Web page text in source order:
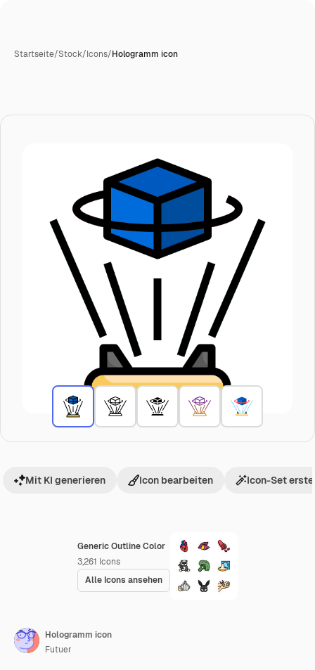
Startseite/Stock/Icons/Hologramm icon
Generic Outline Color
3,261 Icons
Alle Icons ansehen
Mit KI generieren Icon bearbeiten Icon-Set
Hologramm icon
Futuer